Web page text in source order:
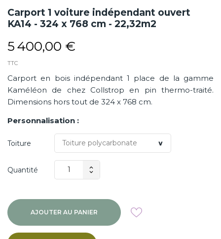
Carport 1 voiture indépendant ouvert
KA14 - 324 x 768 cm - 22,32m2
5 400,00 €
TTC
Carport en bois indépendant 1 place de la gamme
Kaméléon de chez Collstrop en pin thermo-traité.
Dimensions hors tout de 324 x 768 cm.
Personnalisation :
Toiture
Quantité
AJOUTER AU PANIER